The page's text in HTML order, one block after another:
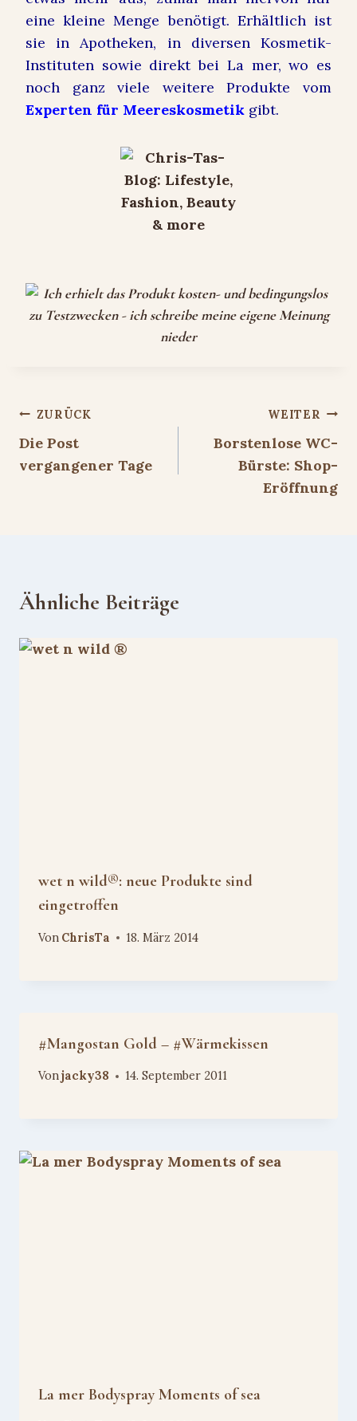
eine kleine Menge benötigt. Erhältlich ist
sie in Apotheken, in diversen Kosmetik-
Instituten sowie direkt bei La mer, wo es
noch ganz viele weitere Produkte vom
Experten für Meereskosmetik gibt.
Beitragsnavigation
ZURÜCK
Die Post
vergangener Tage
WEITER
Borstenlose WC-
Bürste: Shop-
Eröffnung
Ähnliche Beiträge
wet n wild®: neue Produkte sind
eingetroffen
Von ChrisTa 18. März 2014
#Mangostan Gold – #Wärmekissen
Vonjacky38 14. September 2011
La mer Bodyspray Moments of sea